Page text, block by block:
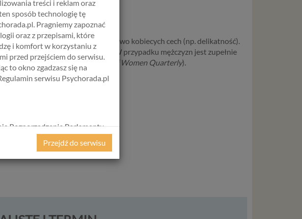
za niekobiece i pozbawione typowo kobiecych cech (np. delikatność).
Absolutnie patowa sytuacja. W przypadku mężczyzn jest zupełnie
stanowisko (Psychology of Women Quarterly).
zadufany w sobie.
pewność siebie" >
treści i reklam oraz
sposób technologię tę
Pragniemy zapoznać
oraz z przepisami, które
i komfort w korzystaniu z
przed przejściem do serwisu.
to okno zgadzasz się na
serwisu Psychorada.pl
Rozporządzenie Parlamentu
2016 r. w sprawie ochrony
osobowych i w sprawie
dyrektywy 95/46/WE
danych
Przejdź do serwisu